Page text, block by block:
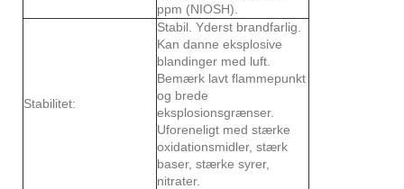
ppm (NIOSH).
Stabilitet:
Stabil. Yderst brandfarlig.
Kan danne eksplosive
blandinger med luft.
Bemærk lavt flammepunkt
og brede
eksplosionsgrænser.
Uforeneligt med stærke
oxidationsmidler, stærk
baser, stærke syrer,
nitrater.